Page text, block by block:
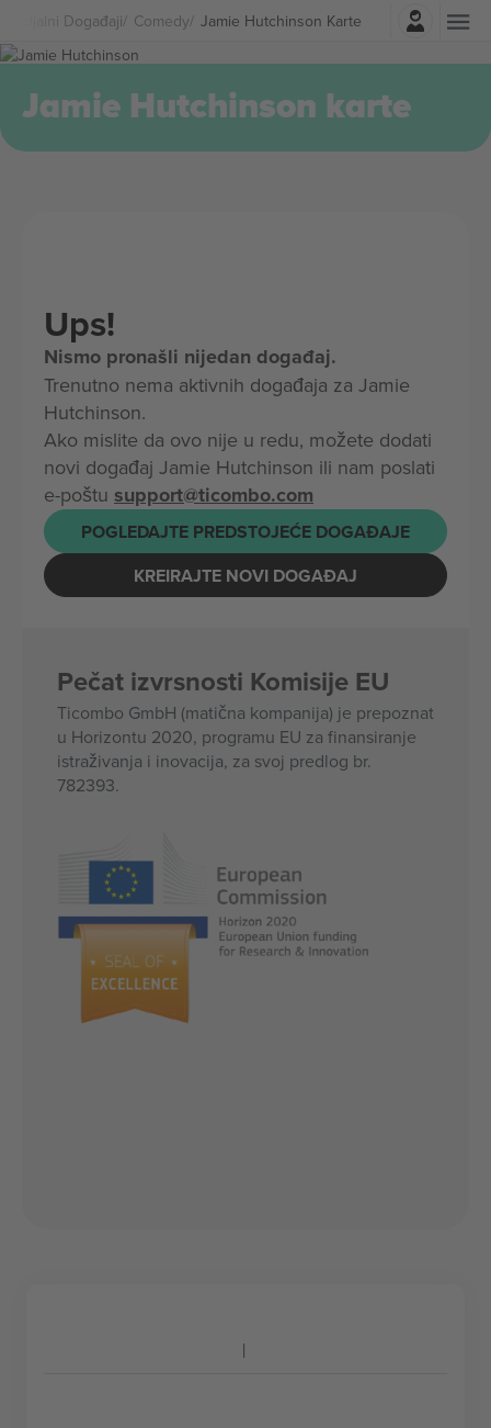
Događaji Comedy Jamie Hutchinson Karte
Najavite se
Jamie Hutchinson karte
Ups!
Nismo pronašli nijedan događaj.
Trenutno nema aktivnih događaja za Jamie
Hutchinson.
Ako mislite da ovo nije u redu, možete dodati
novi događaj Jamie Hutchinson ili nam poslati
e-poštu support@ticombo.com
POGLEDAJTE PREDSTOJEĆE DOGAĐAJE
KREIRAJTE NOVI DOGAĐAJ
Pečat izvrsnosti Komisije EU
Ticombo GmbH (matična kompanija) je prepoznat
u Horizontu 2020, programu EU za finansiranje
istraživanja i inovacija, za svoj predlog br.
782393.